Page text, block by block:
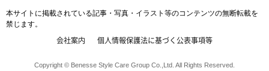
本サイトに掲載されている記事・写真・イラスト等のコンテンツの無断転載を
禁じます。
会社案内 個人情報保護法に基づく公表事項等
Copyright © Benesse Style Care Group Co.,Ltd. All Rights Reserved.